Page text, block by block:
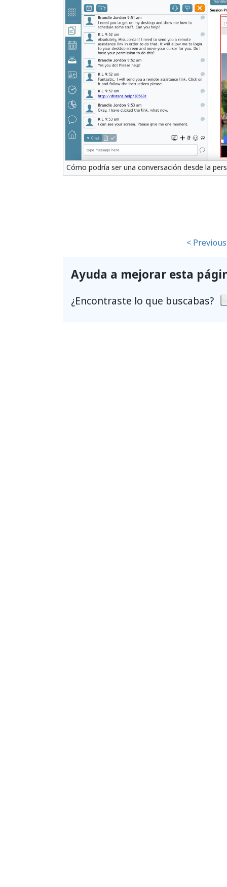
Cómo podría ser una conversación desde la
< Previous
Ayuda a mejorar esta
¿Encontraste lo que buscabas?